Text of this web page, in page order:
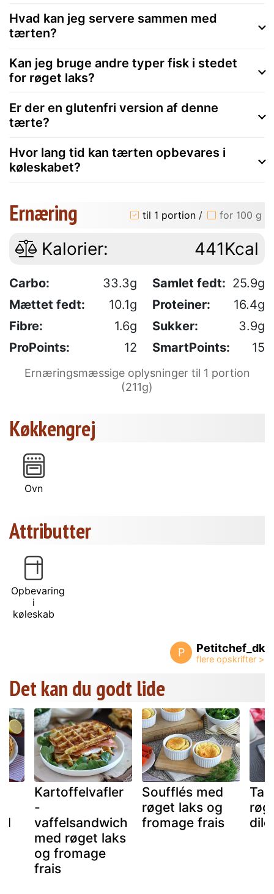
Hvad kan jeg servere sammen med
tærten?
Kan jeg bruge andre typer fisk i stedet
for røget laks?
Er der en glutenfri version af denne
tærte?
Hvor lang tid kan tærten opbevares i
køleskabet?
Ernæring til 1 portion / for 100 g
Kalorier: 441Kcal
Carbo: 33.3g Samlet fedt: 25.9g
Mættet fedt:
10.1g Proteiner:
16.4g
Fibre:
1.6g Sukker:
3.9g
ProPoints:
12 SmartPoints: 15
Ernæringsmæssige oplysninger til 1 portion
(211g)
Køkkengrej
Ovn
Attributter
Opbevaring
i
køleskab
P Petitchef_dk
Det kan du godt lide
Kartoffelvafler
-
vaffelsandwich
med røget laks
og fromage
frais
Soufflés med
røget laks og
fromage frais
dild